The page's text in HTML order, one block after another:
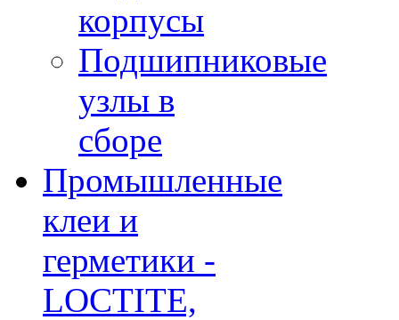
корпусы
Подшипниковые
узлы в
сборе
Промышленные
клеи и
герметики -
LOCTITE,